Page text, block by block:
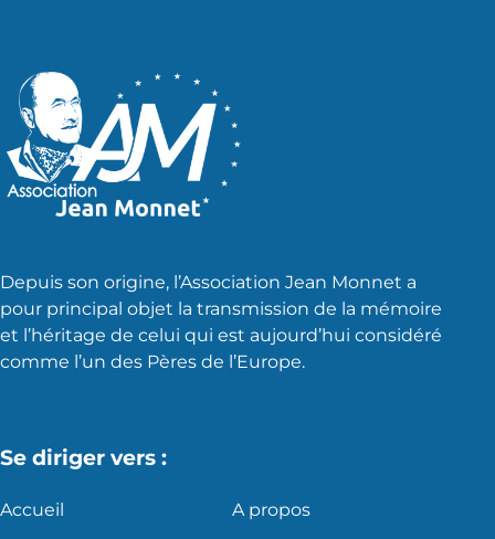
Depuis son origine, l’Association Jean Monnet a
pour principal objet la transmission de la mémoire
et l’héritage de celui qui est aujourd’hui considéré
comme l’un des Pères de l’Europe.
Se diriger vers :
Accueil A propos